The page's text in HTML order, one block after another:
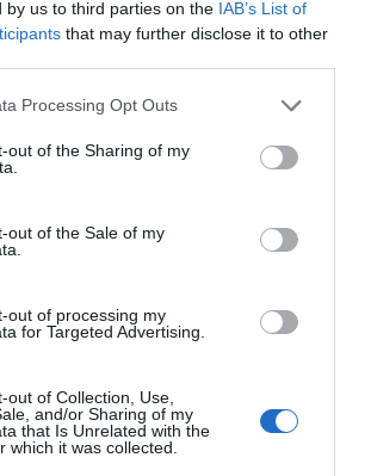
by us to third parties on the IAB’s List of
that may further disclose it to other
Processing Opt Outs
out of the Sharing of my
out of the Sale of my
out of processing my
for Targeted Advertising.
out of Collection, Use,
and/or Sharing of my
that Is Unrelated with the
which it was collected.
en todo el mundo, se ha
enuna de las grandes bases de
utilizan sistemas de inteligencia
ChatGPT, Gemini o Perplexity
y resúmenes.